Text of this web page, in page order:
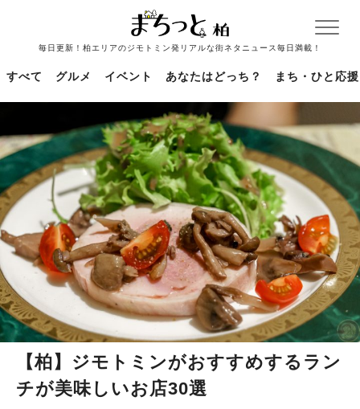
毎日更新！柏エリアのジモトミン発リアルな街ネタニュース毎日満載！
すべて グルメ イベント あなたはどっち？ まち・ひと応援
【柏】ジモトミンがおすすめするラン
チが美味しいお店30選